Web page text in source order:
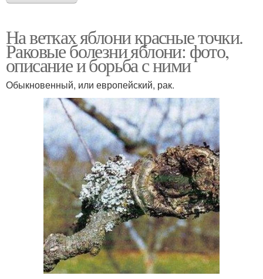
На ветках яблони красные точки.
Раковые болезни яблони: фото,
описание и борьба с ними
Обыкновенный, или европейский, рак.